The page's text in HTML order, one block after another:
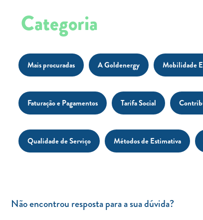
Categoria
Mais procuradas A Goldenergy Mobilidade
Faturação e Pagamentos Tarifa Social
Qualidade de Serviço Métodos de Estimativa
Não encontrou resposta para a sua dúvida?